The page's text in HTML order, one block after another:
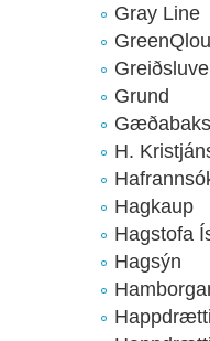
Gray Line
Grund
H.
Hagkaup
Hagstofa
Hagsýn